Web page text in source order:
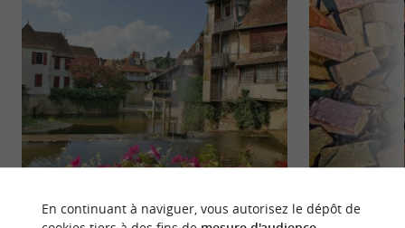
Déjà connues des romains qui venaient s'y
La Crypte du
En continuant à naviguer, vous autorisez le dépôt de